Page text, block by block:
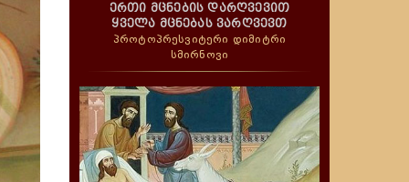
ერთი მცნების დარღვევით
ყველა მცნებას ვარღვევთ
პროტოპრესვიტერი დიმიტრი
სმირნოვი